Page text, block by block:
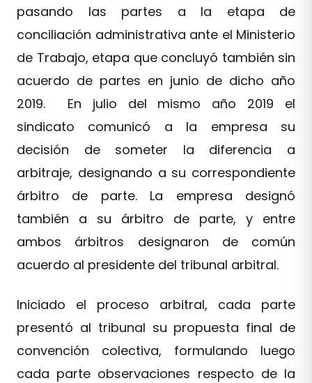
pasando las partes a la etapa de
conciliación administrativa ante el Ministerio
de Trabajo, etapa que concluyó también sin
acuerdo de partes en junio de dicho año
2019. En julio del mismo año 2019 el
sindicato comunicó a la empresa su
decisión de someter la diferencia a
arbitraje, designando a su correspondiente
árbitro de parte. La empresa designó
también a su árbitro de parte, y entre
ambos árbitros designaron de común
acuerdo al presidente del tribunal arbitral.
Iniciado el proceso arbitral, cada parte
presentó al tribunal su propuesta final de
convención colectiva, formulando luego
cada parte observaciones respecto de la